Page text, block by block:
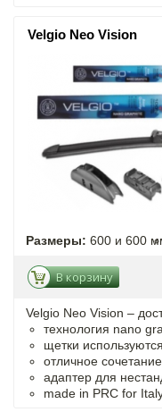
Velgio Neo Vision
Размеры: 600 и 600
В корзину
Velgio Neo Vision –
технология nano
щетки
отличное
адаптер для
made in PRC for